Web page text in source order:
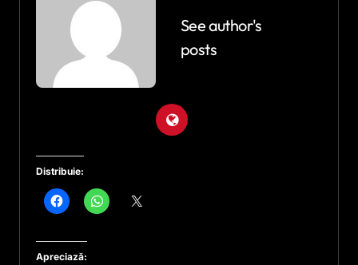
See author's
posts
Distribuie:
Apreciază: